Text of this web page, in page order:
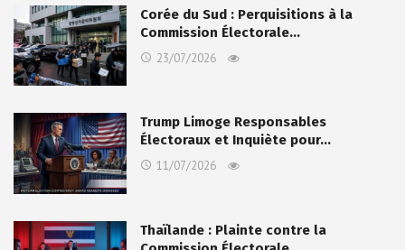
Corée du Sud : Perquisitions à la
Commission Électorale…
23/07/2026
Trump Limoge Responsables
Électoraux et Inquiète pour…
11/07/2026
Thaïlande : Plainte contre la